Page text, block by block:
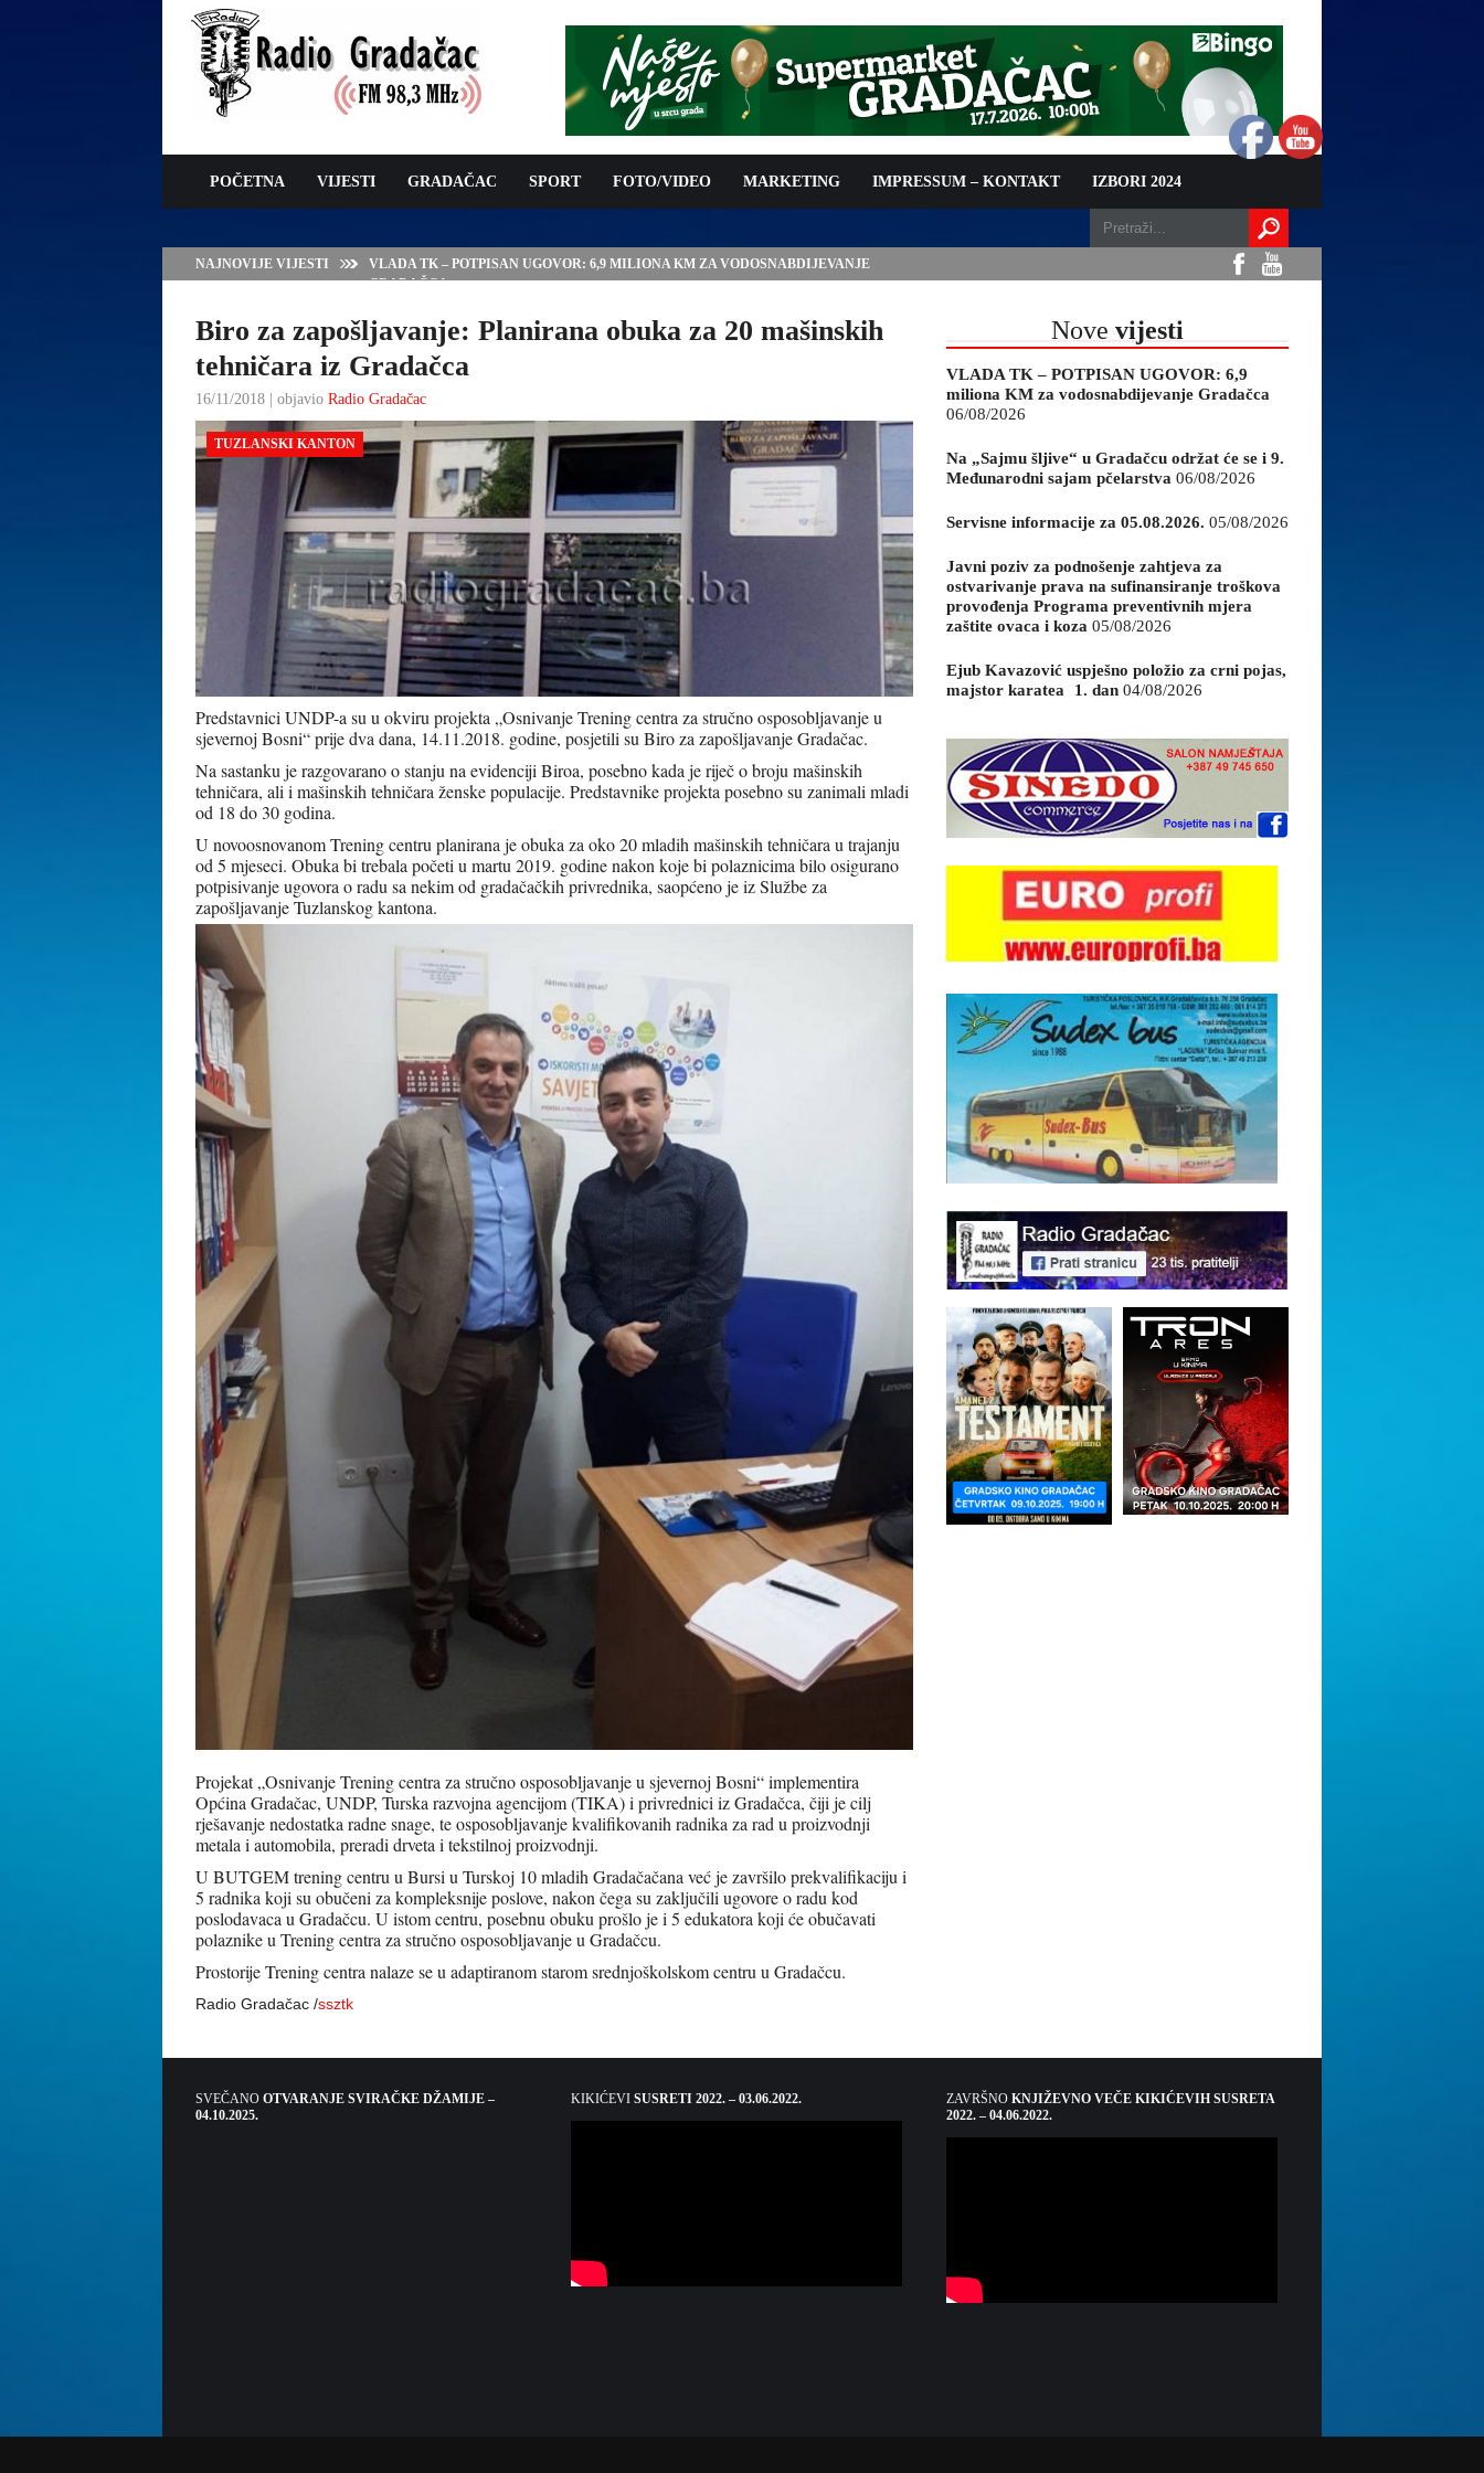
POČETNA VIJESTI GRADAČAC SPORT FOTO/VIDEO MARKETING IMPRESSUM – KONTAKT IZBORI 2024
NAJNOVIJE VIJESTI
VLADA TK – POTPISAN UGOVOR: 6,9 MILIONA KM ZA VODOSNABDIJEVANJE
GRADAČCA
Biro za zapošljavanje: Planirana obuka za 20 mašinskih
tehničara iz Gradačca
16/11/2018 | objavio Radio Gradačac
TUZLANSKI KANTON
Predstavnici UNDP-a su u okviru projekta „Osnivanje Trening centra za stručno osposobljavanje u
sjevernoj Bosni“ prije dva dana, 14.11.2018. godine, posjetili su Biro za zapošljavanje Gradačac.
Na sastanku je razgovarano o stanju na evidenciji Biroa, posebno kada je riječ o broju mašinskih
tehničara, ali i mašinskih tehničara ženske populacije. Predstavnike projekta posebno su zanimali mladi
od 18 do 30 godina.
U novoosnovanom Trening centru planirana je obuka za oko 20 mladih mašinskih tehničara u trajanju
od 5 mjeseci. Obuka bi trebala početi u martu 2019. godine nakon koje bi polaznicima bilo osigurano
potpisivanje ugovora o radu sa nekim od gradačačkih privrednika, saopćeno je iz Službe za
zapošljavanje Tuzlanskog kantona.
Projekat „Osnivanje Trening centra za stručno osposobljavanje u sjevernoj Bosni“ implementira
Općina Gradačac, UNDP, Turska razvojna agencijom (TIKA) i privrednici iz Gradačca, čiji je cilj
rješavanje nedostatka radne snage, te osposobljavanje kvalifikovanih radnika za rad u proizvodnji
metala i automobila, preradi drveta i tekstilnoj proizvodnji.
U BUTGEM trening centru u Bursi u Turskoj 10 mladih Gradačačana već je završilo prekvalifikaciju i
5 radnika koji su obučeni za kompleksnije poslove, nakon čega su zaključili ugovore o radu kod
poslodavaca u Gradačcu. U istom centru, posebnu obuku prošlo je i 5 edukatora koji će obučavati
polaznike u Trening centra za stručno osposobljavanje u Gradačcu.
Prostorije Trening centra nalaze se u adaptiranom starom srednjoškolskom centru u Gradačcu.
Radio Gradačac /ssztk
Nove vijesti
VLADA TK – POTPISAN UGOVOR: 6,9
miliona KM za vodosnabdijevanje Gradačca
06/08/2026
Na „Sajmu šljive“ u Gradačcu održat će se i 9.
Međunarodni sajam pčelarstva 06/08/2026
Servisne informacije za 05.08.2026. 05/08/2026
Javni poziv za podnošenje zahtjeva za
ostvarivanje prava na sufinansiranje troškova
provođenja Programa preventivnih mjera
zaštite ovaca i koza 05/08/2026
Ejub Kavazović uspješno položio za crni pojas,
majstor karatea 1. dan 04/08/2026
SVEČANO OTVARANJE SVIRAČKE DŽAMIJE –
04.10.2025.
KIKIĆEVI SUSRETI 2022. – 03.06.2022. ZAVRŠNO KNJIŽEVNO VEČE KIKIĆEVIH SUSRETA
2022. – 04.06.2022.